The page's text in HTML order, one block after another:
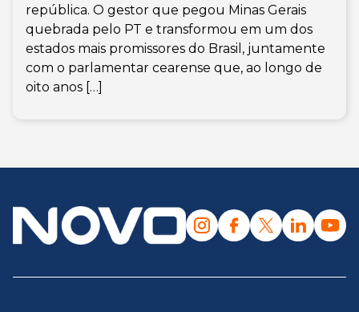
república. O gestor que pegou Minas Gerais
quebrada pelo PT e transformou em um dos
estados mais promissores do Brasil, juntamente
com o parlamentar cearense que, ao longo de
oito anos […]